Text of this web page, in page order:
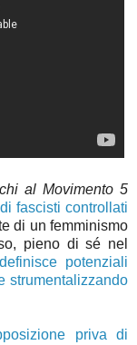
al Movimento 5
fascisti controllati
di un femminismo
pieno di sé nel
potenziali
strumentalizzando
priva di